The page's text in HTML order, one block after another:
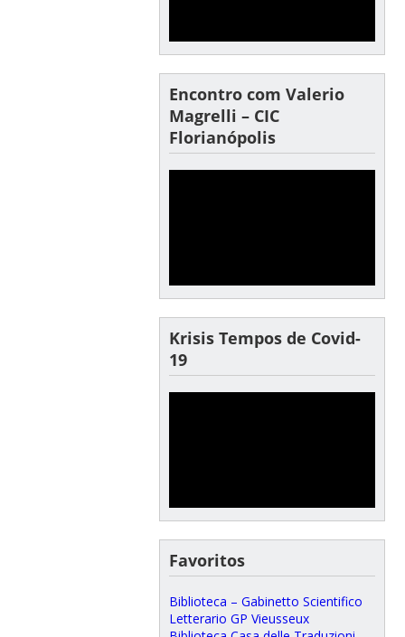
Encontro com Valerio
Magrelli – CIC
Florianópolis
Krisis Tempos de Covid-
19
Favoritos
Biblioteca – Gabinetto Scientifico
Letterario GP Vieusseux